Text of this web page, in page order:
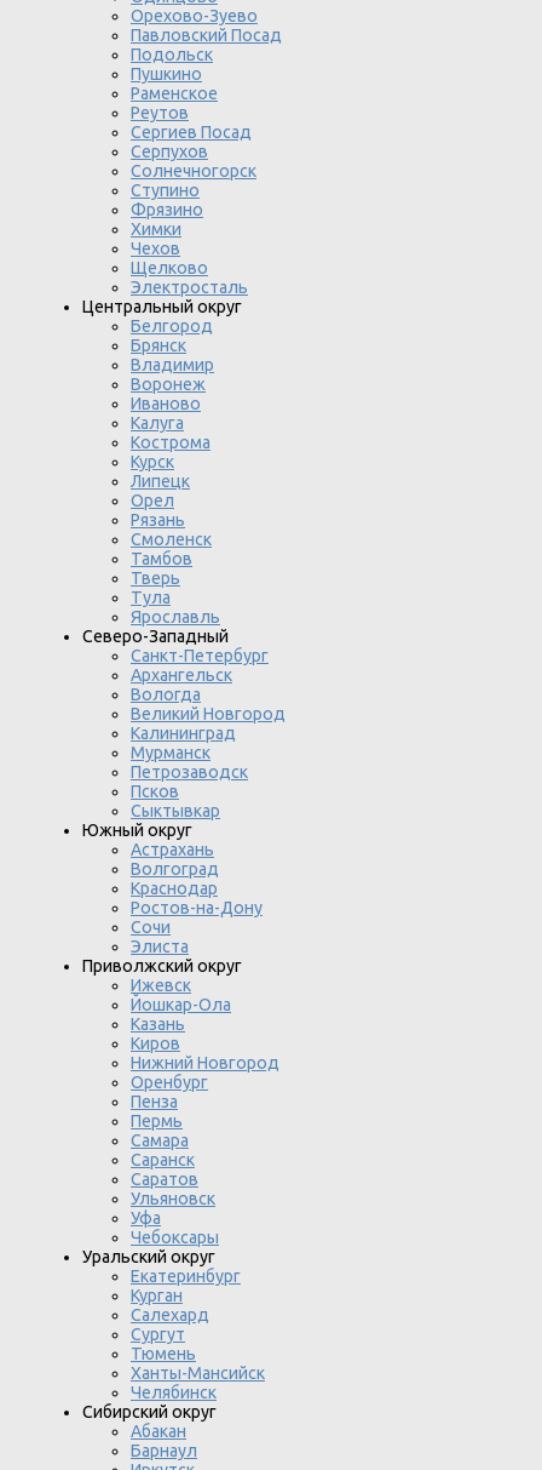
Орехово-Зуево
Павловский Посад
Подольск
Пушкино
Раменское
Реутов
Сергиев Посад
Серпухов
Солнечногорск
Ступино
Фрязино
Химки
Чехов
Щелково
Электросталь
Центральный округ
Белгород
Брянск
Владимир
Воронеж
Иваново
Калуга
Кострома
Курск
Липецк
Орел
Рязань
Смоленск
Тамбов
Тверь
Тула
Ярославль
Северо-Западный
Санкт-Петербург
Архангельск
Вологда
Великий Новгород
Калининград
Мурманск
Петрозаводск
Псков
Сыктывкар
Южный округ
Астрахань
Волгоград
Краснодар
Ростов-на-Дону
Сочи
Элиста
Приволжский округ
Ижевск
Йошкар-Ола
Казань
Киров
Нижний Новгород
Оренбург
Пенза
Пермь
Самара
Саранск
Саратов
Ульяновск
Уфа
Чебоксары
Уральский округ
Екатеринбург
Курган
Салехард
Сургут
Тюмень
Ханты-Мансийск
Челябинск
Сибирский округ
Абакан
Барнаул